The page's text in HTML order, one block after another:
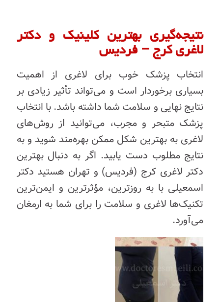
نتیجه‌گیری بهترین کلینیک و دکتر
لاغری کرج – فردیس
انتخاب پزشک خوب برای لاغری از اهمیت
بسیاری برخوردار است و می‌تواند تأثیر زیادی بر
نتایج نهایی و سلامت شما داشته باشد. با انتخاب
پزشک متبحر و مجرب، می‌توانید از روش‌های
لاغری به بهترین شکل ممکن بهره‌مند شوید و به
نتایج مطلوب دست یابید. اگر به دنبال بهترین
دکتر لاغری کرج (فردیس) و تهران هستید دکتر
اسمعیلی با به روز‌ترین، مؤثر‌ترین و ایمن‌ترین
تکنیک‌ها لاغری و سلامت را برای شما به ارمغان
می‌‌آورد.